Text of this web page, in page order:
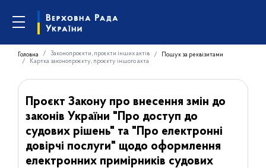
Головна Законопроєкти, проєкти інших актів
Пошук за реквізитами
Картка законопроєкту, проєкту іншого акта
Проєкт Закону про внесення змін до
законів України "Про доступ до
судових рішень" та "Про електронні
довірчі послуги" щодо оформлення
електронних примірників судових